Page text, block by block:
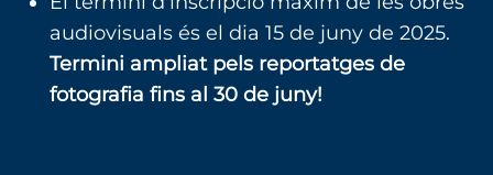
audiovisuals és el dia 15 de juny de 2025.
Termini ampliat pels reportatges de
fotografia fins al 30 de juny!